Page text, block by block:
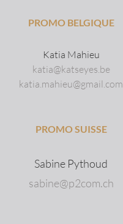
PROMO BELGIQUE
Katia Mahieu
katia@katseyes.be
katia.mahieu@gmail.com
PROMO SUISSE
Sabine Pythoud
sabine@p2com.ch